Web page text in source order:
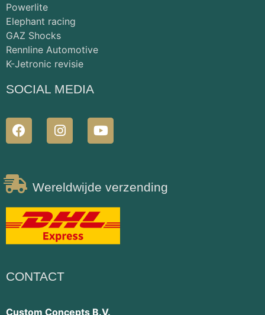
Powerlite
Elephant racing
GAZ Shocks
Rennline Automotive
K-Jetronic revisie
SOCIAL MEDIA
Wereldwijde verzending
CONTACT
Custom Concepts B.V.